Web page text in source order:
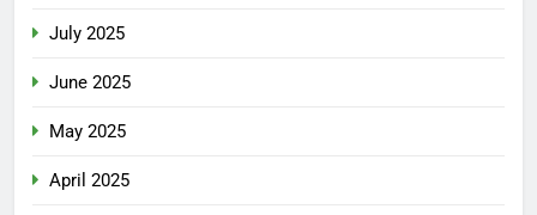
July 2025
June 2025
May 2025
April 2025